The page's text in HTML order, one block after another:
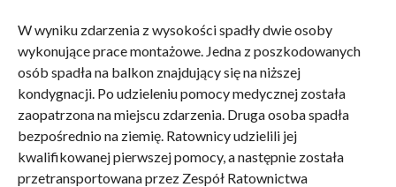
W wyniku zdarzenia z wysokości spadły dwie osoby
wykonujące prace montażowe. Jedna z poszkodowanych
osób spadła na balkon znajdujący się na niższej
kondygnacji. Po udzieleniu pomocy medycznej została
zaopatrzona na miejscu zdarzenia. Druga osoba spadła
bezpośrednio na ziemię. Ratownicy udzielili jej
kwalifikowanej pierwszej pomocy, a następnie została
przetransportowana przez Zespół Ratownictwa